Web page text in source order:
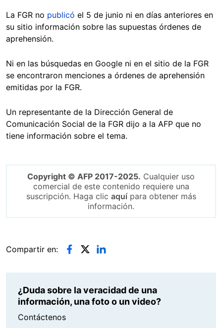
La FGR no publicó el 5 de junio ni en días anteriores en
su sitio información sobre las supuestas órdenes de
aprehensión.
Ni en las búsquedas en Google ni en el sitio de la FGR
se encontraron menciones a órdenes de aprehensión
emitidas por la FGR.
Un representante de la Dirección General de
Comunicación Social de la FGR dijo a la AFP que no
tiene información sobre el tema.
Copyright © AFP 2017-2025. Cualquier uso
comercial de este contenido requiere una
suscripción. Haga clic aquípara obtener más
información.
Compartir en:
¿Duda sobre la veracidad de una
información, una foto o un video?
Contáctenos